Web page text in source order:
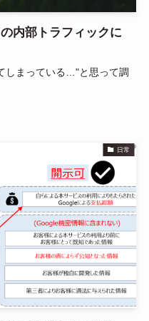
内部トラフィックに
しまっている…"と思って調
日常